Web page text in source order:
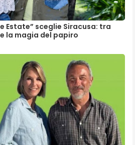
Estate” sceglie Siracusa: tra
la magia del papiro